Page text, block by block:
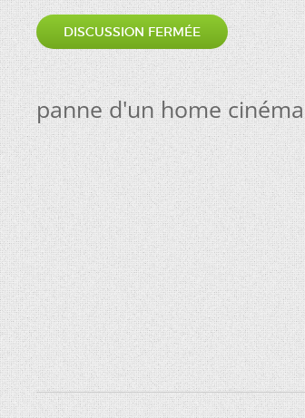
DISCUSSION FERMÉE
panne d'un home cinéma